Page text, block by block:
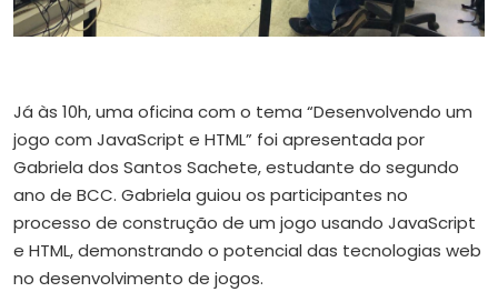
Já às 10h, uma oficina com o tema “Desenvolvendo um
jogo com JavaScript e HTML” foi apresentada por
Gabriela dos Santos Sachete, estudante do segundo
ano de BCC. Gabriela guiou os participantes no
processo de construção de um jogo usando JavaScript
e HTML, demonstrando o potencial das tecnologias web
no desenvolvimento de jogos.